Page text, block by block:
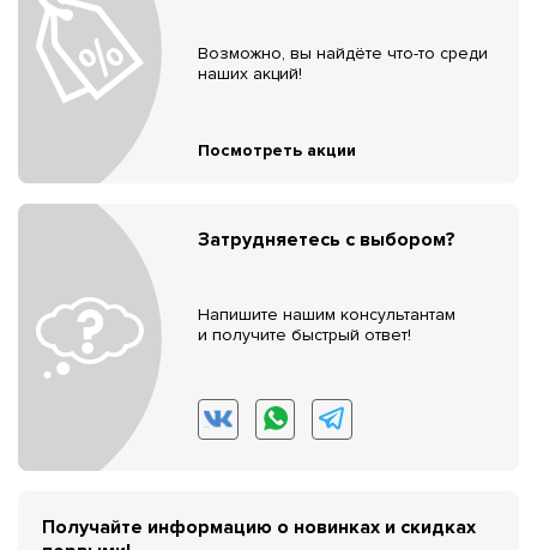
Возможно, вы найдёте что-то среди
наших акций!
Посмотреть акции
Затрудняетесь с выбором?
Напишите нашим консультантам
и получите быстрый ответ!
Получайте информацию о новинках и скидках